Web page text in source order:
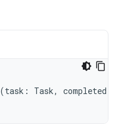
(task : Task, completed